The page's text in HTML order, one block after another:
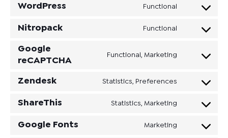
WordPress Functional
Nitropack Functional
Google
reCAPTCHA
Functional, Marketing
Zendesk Statistics, Preferences
ShareThis Statistics, Marketing
Google Fonts Marketing